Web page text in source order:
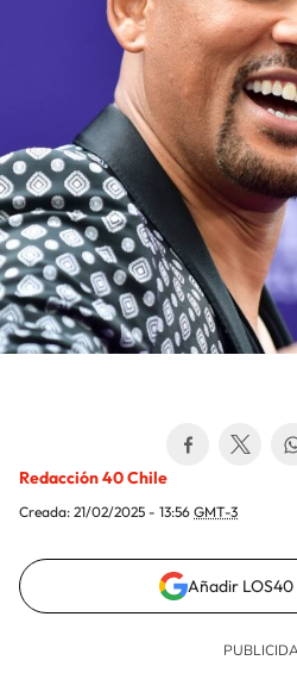
Redacción 40 Chile
Creada: 21/02/2025 - 13:56 GMT-3
Añadir LOS40